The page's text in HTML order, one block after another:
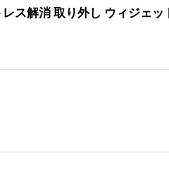
ス解消 取り外し ウィジェッ